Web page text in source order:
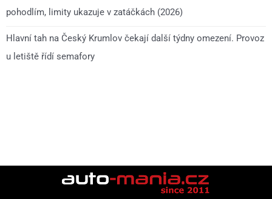
pohodlím, limity ukazuje v zatáčkách (2026)
Hlavní tah na Český Krumlov čekají další týdny omezení. Provoz
u letiště řídí semafory